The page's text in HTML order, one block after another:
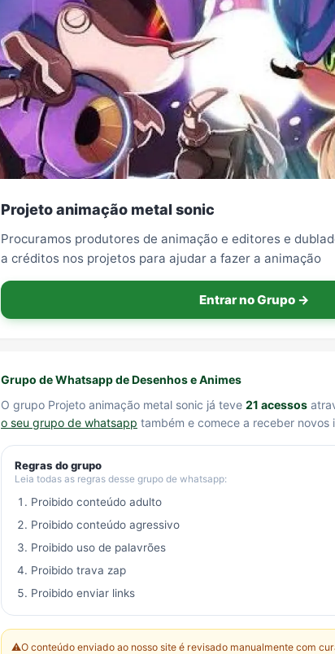
Projeto animação metal sonic
Procuramos produtores de animação e editores e
a créditos nos projetos para ajudar a fazer a animação
Entrar no Grupo →
Grupo de Whatsapp de Desenhos e Animes
O grupo Projeto animação metal sonic já teve 21 acessos
o seu grupo de whatsapp também e comece a receber novos
Regras do grupo
Leia todas as regras desse grupo de whatsapp:
Proibido conteúdo adulto
Proibido conteúdo agressivo
Proibido uso de palavrões
Proibido trava zap
Proibido enviar links
⚠️O conteúdo enviado ao nosso site é revisado manualmente com